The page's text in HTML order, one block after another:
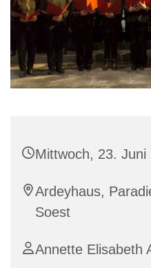
Mittwoch, 23.
Ardeyhaus,
Soest
Annette Elisabeth